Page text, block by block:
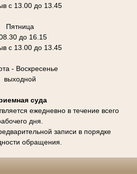
с 13.00 до 13.45
Пятница
до 16.15
с 13.00 до 13.45
- Воскресенье
выходной
суда
ежедневно в течение всего
дня.
записи в порядке
обращения.